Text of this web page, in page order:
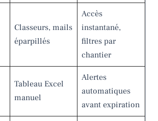
Classeurs, mails
éparpillés
Accès
instantané,
filtres par
chantier
Tableau Excel
manuel
Alertes
automatiques
avant expiration